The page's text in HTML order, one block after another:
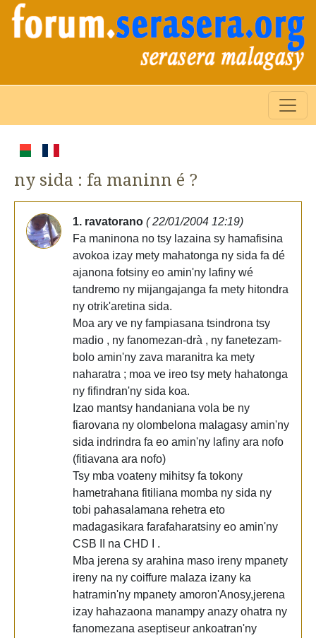
ny sida : fa maninn é ?
1. ravatorano ( 22/01/2004 12:19)
Fa maninona no tsy lazaina sy hamafisina
avokoa izay mety mahatonga ny sida fa dé
ajanona fotsiny eo amin'ny lafiny wé
tandremo ny mijangajanga fa mety hitondra
ny otrik'aretina sida.
Moa ary ve ny fampiasana tsindrona tsy
madio , ny fanomezan-drà , ny fanetezam-
bolo amin'ny zava maranitra ka mety
naharatra ; moa ve ireo tsy mety hahatonga
ny fifindran'ny sida koa.
Izao mantsy handaniana vola be ny
fiarovana ny olombelona malagasy amin'ny
sida indrindra fa eo amin'ny lafiny ara nofo
(fitiavana ara nofo)
Tsy mba voateny mihitsy fa tokony
hametrahana fitiliana momba ny sida ny
tobi pahasalamana rehetra eto
madagasikara farafaharatsiny eo amin'ny
CSB II na CHD I .
Mba jerena sy arahina maso ireny mpanety
ireny na ny coiffure malaza izany ka
hatramin'ny mpanety amoron'Anosy,jerena
izay hahazaona manampy anazy ohatra ny
fanomezana aseptiseur ankoatran'ny